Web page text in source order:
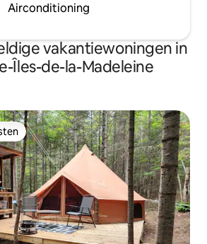
Airconditioning
vakantiewoningen in
Îles-de-la-Madeleine